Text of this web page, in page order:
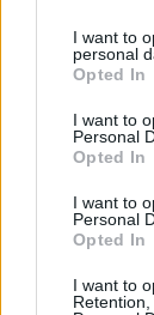
I want to
personal
Opted In
I want to
Personal
Opted In
I want to
Personal
Opted In
I want to
η ψηφιακή